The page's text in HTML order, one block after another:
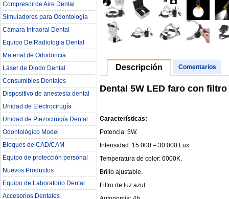
Compresor de Aire Dental
Simuladores para Odontologia
Cámara Intraoral Dental
Equipo De Radiologia Dental‎
Material de Ortodoncia
Láser de Diodo Dental
Consumibles Dentales
Dispositivo de anestesia dental
Unidad de Electrocirugía
Unidad de Piezocirugía Dental
Odontológico Model
Bloques de CAD/CAM
Equipo de protección personal
Nuevos Productos
Equipo de Laboratorio Dental
Accesorios Dentales
Descripción Comentarios
Dental 5W LED faro con
Características:
Potencia: 5W.
Intensidad: 15.000 – 30.000 Lux.
Temperatura de color: 6000K.
Brillo ajustable.
Filtro de luz azul.